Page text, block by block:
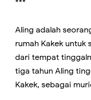
***
Aling adalah
rumah Kakek untuk
dari tempat
tiga tahun Aling
Kakek, sebagai